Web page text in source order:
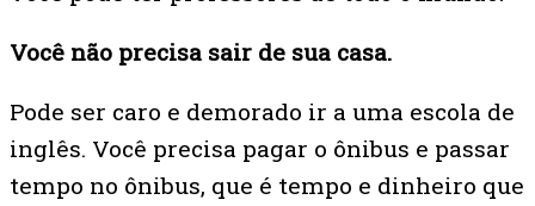
Você não precisa sair de sua casa.
Pode ser caro e demorado ir a uma escola de
inglês. Você precisa pagar o ônibus e passar
tempo no ônibus, que é tempo e dinheiro que